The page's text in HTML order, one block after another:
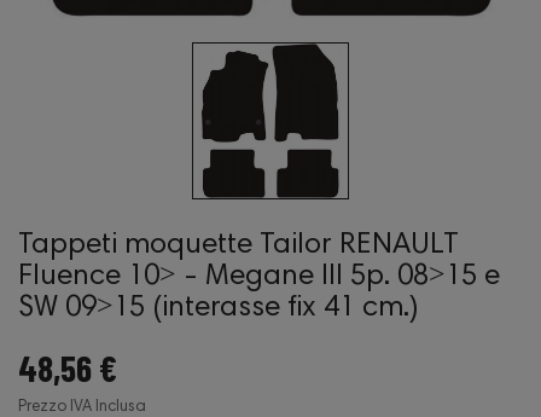
Tappeti moquette Tailor RENAULT
Fluence 10˃ - Megane III 5p. 08˃15 e
SW 09˃15 (interasse fix 41 cm.)
48,56 €
Prezzo IVA Inclusa